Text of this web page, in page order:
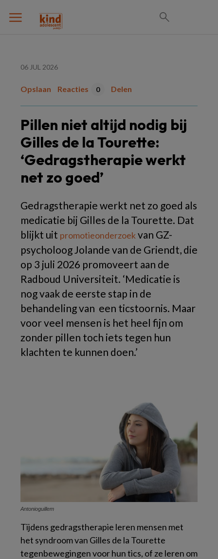
06 JUL 2026
Opslaan Reacties 0 Delen
Pillen niet altijd nodig bij
Gilles de la Tourette:
‘Gedragstherapie werkt
net zo goed’
Gedragstherapie werkt net zo goed als
medicatie bij Gilles de la Tourette. Dat
blijkt uit promotieonderzoek van GZ-
psycholoog Jolande van de Griendt, die
op 3 juli 2026 promoveert aan de
Radboud Universiteit. ‘Medicatie is
nog vaak de eerste stap in de
behandeling van een ticstoornis. Maar
voor veel mensen is het heel fijn om
zonder pillen toch iets tegen hun
klachten te kunnen doen.’
Antonioguillem
Tijdens gedragstherapie leren mensen met
het syndroom van Gilles de la Tourette
tegenbewegingen voor hun tics, of ze leren om